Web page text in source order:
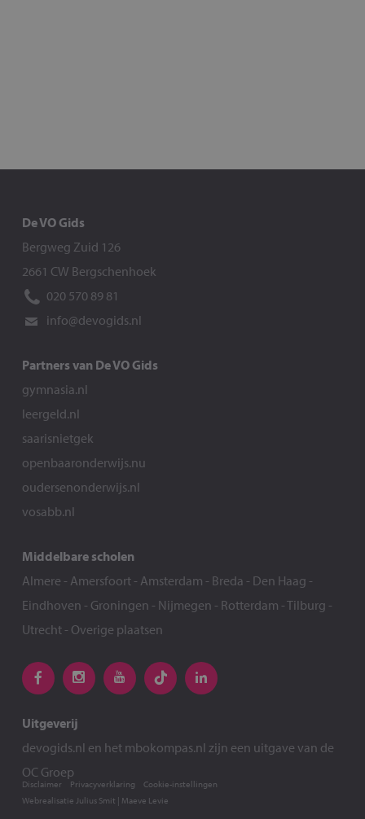
De VO Gids
Bergweg Zuid 126
2661 CW Bergschenhoek
020 570 89 81
info@devogids.nl
Partners van De VO Gids
gymnasia.nl
leergeld.nl
saarisnietgek
openbaaronderwijs.nu
oudersenonderwijs.nl
vosabb.nl
Middelbare scholen
Almere - Amersfoort- Amsterdam - Breda - Den Haag -
Eindhoven - Groningen - Nijmegen - Rotterdam -Tilburg -
Utrecht- Overige plaatsen
Uitgeverij
devogids.nl en het mbokompas.nl zijn een uitgave van de
OC Groep
Webrealisatie Julius Smit | Maeve Levie
Disclaimer Privacyverklaring Cookie-instellingen